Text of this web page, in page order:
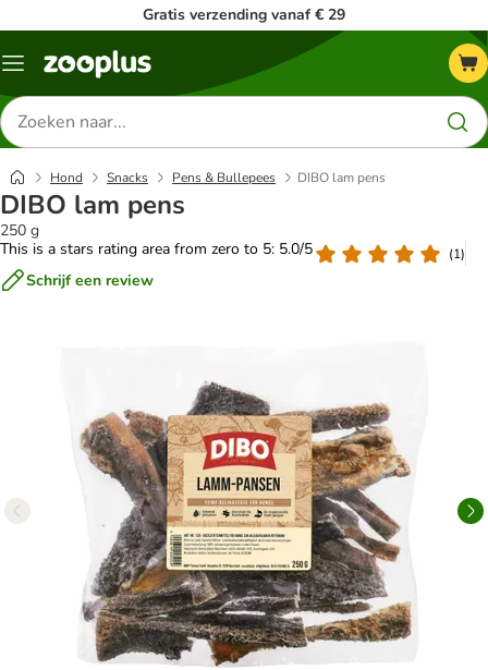
Gratis verzending vanaf € 29
Menu
Zoeken
naar
producten
Hond Snacks Pens & Bullepees DIBO lam pens
DIBO lam pens
250 g
This is a stars rating area from zero to 5: 5.0/5
(1)
Schrijf een review